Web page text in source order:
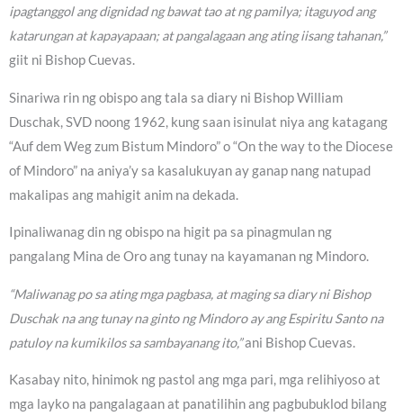
ipagtanggol ang dignidad ng bawat tao at ng pamilya; itaguyod ang
katarungan at kapayapaan; at pangalagaan ang ating iisang tahanan,”
giit ni Bishop Cuevas.
Sinariwa rin ng obispo ang tala sa diary ni Bishop William
Duschak, SVD noong 1962, kung saan isinulat niya ang katagang
“Auf dem Weg zum Bistum Mindoro” o “On the way to the Diocese
of Mindoro” na aniya’y sa kasalukuyan ay ganap nang natupad
makalipas ang mahigit anim na dekada.
Ipinaliwanag din ng obispo na higit pa sa pinagmulan ng
pangalang Mina de Oro ang tunay na kayamanan ng Mindoro.
“Maliwanag po sa ating mga pagbasa, at maging sa diary ni Bishop
Duschak na ang tunay na ginto ng Mindoro ay ang Espiritu Santo na
patuloy na kumikilos sa sambayanang ito,”ani Bishop Cuevas.
Kasabay nito, hinimok ng pastol ang mga pari, mga relihiyoso at
mga layko na pangalagaan at panatilihin ang pagbubuklod bilang